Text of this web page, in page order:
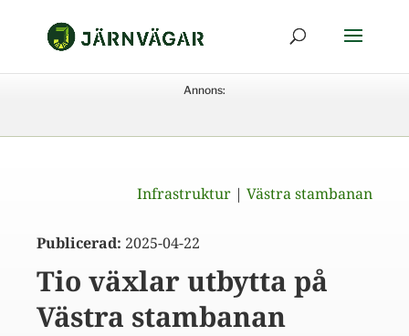
Annons:
Infrastruktur | Västra stambanan
Publicerad: 2025-04-22
Tio växlar utbytta på
Västra stambanan